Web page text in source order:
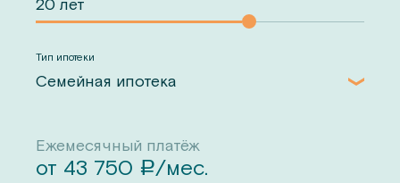
Тип ипотеки
Семейная ипотека
Ежемесячный платёж
от 43 750 a/мес.